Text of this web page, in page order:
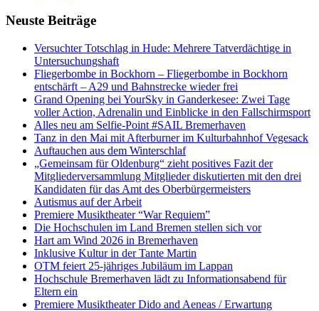
Neuste Beiträge
Versucht­er Totschlag in Hude: Mehrere Tatverdächtige in
Untersuchungshaft
Fliegerbombe in Bockhorn – Fliegerbombe in Bockhorn
entschärft – A29 und Bahnstrecke wieder frei
Grand Opening bei YourSky in Ganderkesee: Zwei Tage
voller Action, Adrenalin und Einblicke in den Fallschirmsport
Alles neu am Selfie-Point #SAIL Bremerhaven
Tanz in den Mai mit Afterburner im Kulturbahnhof Vegesack
Auftauchen aus dem Winterschlaf
„Gemeinsam für Oldenburg“ zieht positives Fazit der
Mitgliederversammlung Mitglieder diskutierten mit den drei
Kandidaten für das Amt des Oberbürgermeisters
Autismus auf der Arbeit
Premiere Musiktheater “War Requiem”
Die Hochschulen im Land Bremen stellen sich vor
Hart am Wind 2026 in Bremerhaven
Inklusive Kultur in der Tante Martin
OTM feiert 25-jähriges Jubiläum im Lappan
Hochschule Bremerhaven lädt zu Informationsabend für
Eltern ein
Premiere Musiktheater Dido and Aeneas / Erwartung